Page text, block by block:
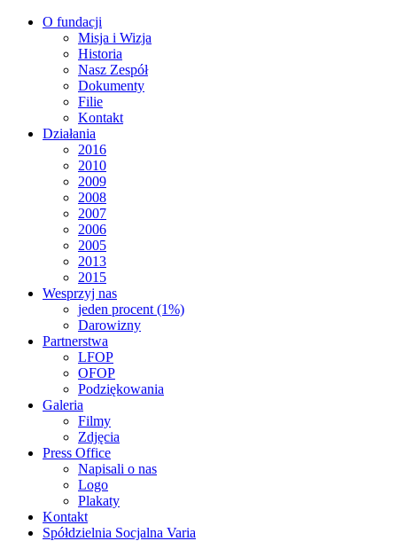
O fundacji
Misja i Wizja
Historia
Nasz Zespół
Dokumenty
Filie
Kontakt
Działania
2016
2010
2009
2008
2007
2006
2005
2013
2015
Wesprzyj nas
jeden procent (1%)
Darowizny
Partnerstwa
LFOP
OFOP
Podziękowania
Galeria
Filmy
Zdjęcia
Press Office
Napisali o nas
Logo
Plakaty
Kontakt
Spółdzielnia Socjalna Varia